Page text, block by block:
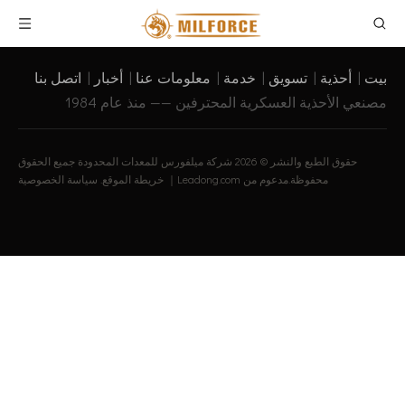
بيت | أحذية | تسويق | خدمة | معلومات عنا | أخبار | اتصل بنا
مصنعي الأحذية العسكرية المحترفين —— منذ عام 1984
حقوق الطبع والنشر © 2026 شركة ميلفورس للمعدات المحدودة جميع الحقوق
محفوظة.مدعوم من Leadong.com
｜ خريطة الموقع سياسة الخصوصية